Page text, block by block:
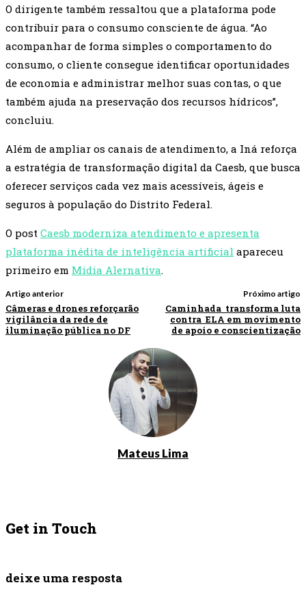
O dirigente também ressaltou que a plataforma pode
contribuir para o consumo consciente de água. “Ao
acompanhar de forma simples o comportamento do
consumo, o cliente consegue identificar oportunidades
de economia e administrar melhor suas contas, o que
também ajuda na preservação dos recursos hídricos”,
concluiu.
Além de ampliar os canais de atendimento, a Iná reforça
a estratégia de transformação digital da Caesb, que busca
oferecer serviços cada vez mais acessíveis, ágeis e
seguros à população do Distrito Federal.
O post Caesb moderniza atendimento e apresenta
plataforma inédita de inteligência artificial apareceu
primeiro em Midia Alernativa.
Artigo anterior
Câmeras e drones reforçarão
vigilância da rede de
iluminação pública no DF
Próximo artigo
Caminhada transforma luta
contra ELA em movimento
de apoio e conscientização
Mateus Lima
Get in Touch
deixe uma resposta